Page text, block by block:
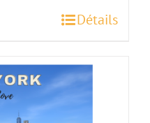
Détails